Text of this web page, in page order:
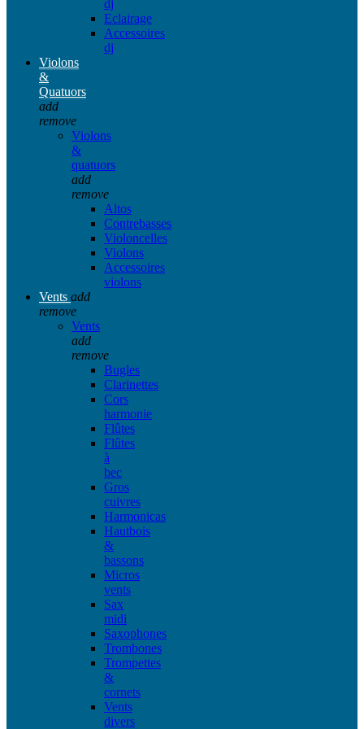
dj
Eclairage
Accessoires
dj
Violons
&
Quatuors
add
remove
Violons
&
quatuors
add
remove
Altos
Contrebasses
Violoncelles
Violons
Accessoires
violons
Vents add
remove
Vents
add
remove
Bugles
Clarinettes
Cors
harmonie
Flûtes
Flûtes
à
bec
Gros
cuivres
Harmonicas
Hautbois
&
bassons
Micros
vents
Sax
midi
Saxophones
Trombones
Trompettes
&
cornets
Vents
divers